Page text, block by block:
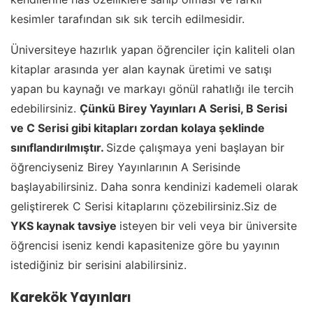
kesimler tarafından sık sık tercih edilmesidir.
Üniversiteye hazırlık yapan öğrenciler için kaliteli olan
kitaplar arasında yer alan kaynak üretimi ve satışı
yapan bu kaynağı ve markayı gönül rahatlığı ile tercih
edebilirsiniz. Çünkü Birey Yayınları A Serisi, B Serisi
ve C Serisi gibi kitapları zordan kolaya şeklinde
sınıflandırılmıştır. Sizde çalışmaya yeni başlayan bir
öğrenciyseniz Birey Yayınlarının A Serisinde
başlayabilirsiniz. Daha sonra kendinizi kademeli olarak
geliştirerek C Serisi kitaplarını çözebilirsiniz.Siz de
YKS kaynak tavsiye isteyen bir veli veya bir üniversite
öğrencisi iseniz kendi kapasitenize göre bu yayının
istediğiniz bir serisini alabilirsiniz.
Karekök Yayınları